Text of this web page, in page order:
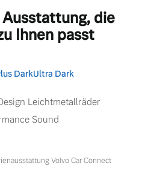
Ausstattung, die
Ihnen passt
DarkUltra Dark
Leichtmetallräder
Sound
Volvo Car Connect